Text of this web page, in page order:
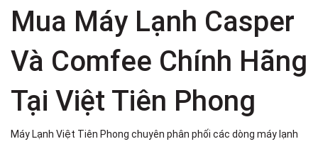
Mua Máy Lạnh Casper
Và Comfee Chính Hãng
Tại Việt Tiên Phong
Máy Lạnh Việt Tiên Phong chuyên phân phối các dòng máy lạnh